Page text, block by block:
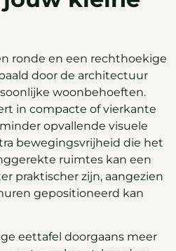
ronde en een rechthoekige
door de architectuur
woonbehoeften.
in compacte of vierkante
opvallende visuele
bewegingsvrijheid die het
ruimtes kan een
praktischer zijn, aangezien
gepositioneerd kan
eettafel doorgaans meer